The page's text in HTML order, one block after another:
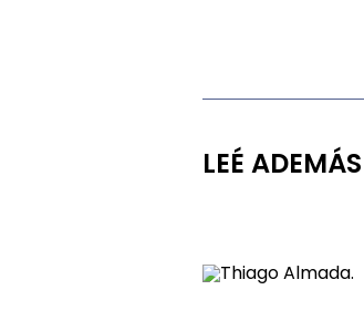
LEÉ ADEMÁS